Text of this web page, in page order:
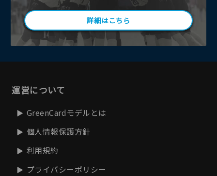
詳細はこちら
運営について
GreenCardモデルとは
個人情報保護方針
利用規約
プライバシーポリシー